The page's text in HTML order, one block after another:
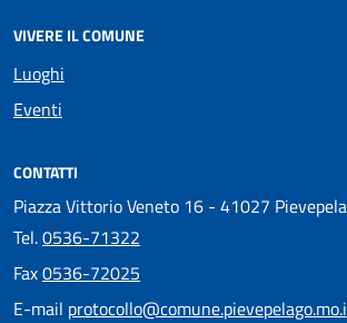
VIVERE IL COMUNE
Luoghi
Eventi
CONTATTI
Piazza Vittorio Veneto 16 - 41027
Tel.0536-71322
Fax0536-72025
E-mail